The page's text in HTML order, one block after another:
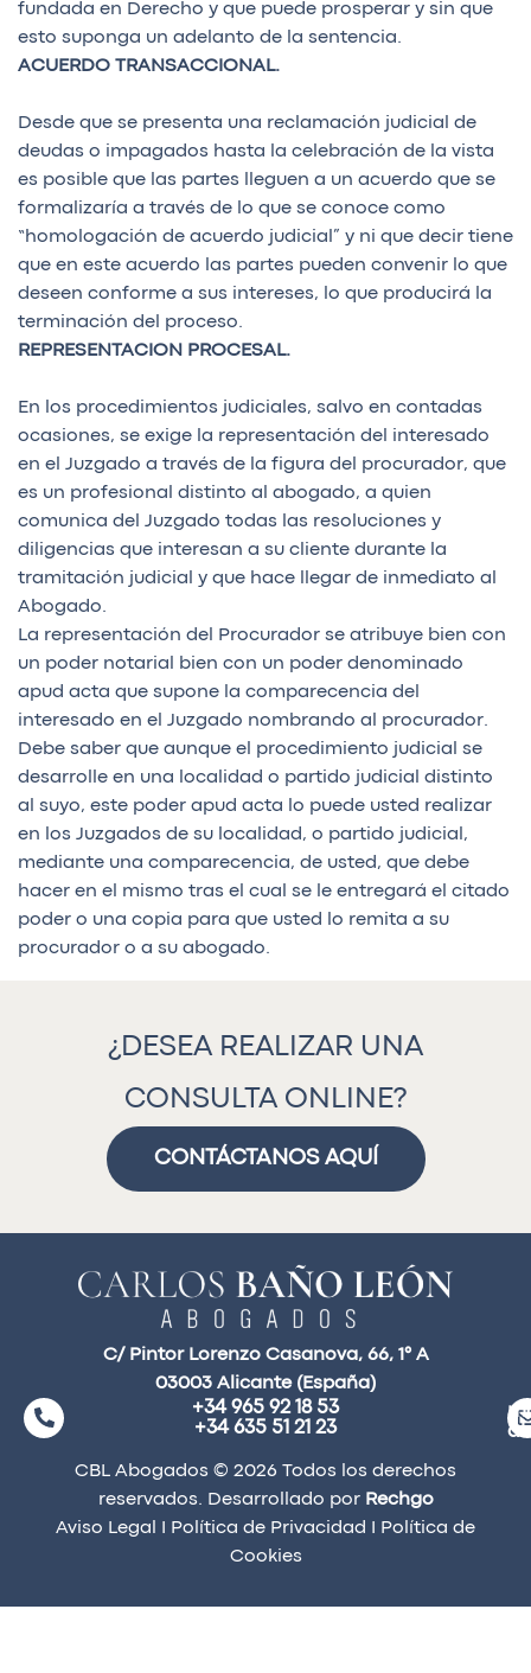
fundada en Derecho y que puede prosperar y sin que
esto suponga un adelanto de la sentencia.
ACUERDO TRANSACCIONAL.
Desde que se presenta una reclamación judicial de
deudas o impagados hasta la celebración de la vista
es posible que las partes lleguen a un acuerdo que se
formalizaría a través de lo que se conoce como
“homologación de acuerdo judicial” y ni que decir tiene
que en este acuerdo las partes pueden convenir lo que
deseen conforme a sus intereses, lo que producirá la
terminación del proceso.
REPRESENTACION PROCESAL.
En los procedimientos judiciales, salvo en contadas
ocasiones, se exige la representación del interesado
en el Juzgado a través de la figura del procurador, que
es un profesional distinto al abogado, a quien
comunica del Juzgado todas las resoluciones y
diligencias que interesan a su cliente durante la
tramitación judicial y que hace llegar de inmediato al
Abogado.
La representación del Procurador se atribuye bien con
un poder notarial bien con un poder denominado
apud acta que supone la comparecencia del
interesado en el Juzgado nombrando al procurador.
Debe saber que aunque el procedimiento judicial se
desarrolle en una localidad o partido judicial distinto
al suyo, este poder apud acta lo puede usted realizar
en los Juzgados de su localidad, o partido judicial,
mediante una comparecencia, de usted, que debe
hacer en el mismo tras el cual se le entregará el citado
poder o una copia para que usted lo remita a su
procurador o a su abogado.
¿DESEA REALIZAR UNA
CONSULTA ONLINE?
CONTÁCTANOS AQUÍ
C/ Pintor Lorenzo Casanova, 66, 1° A
03003 Alicante (España)
+34 965 92 18 53
+34 635 51 21 23
CBL Abogados © 2026 Todos los derechos
reservados. Desarrollado por Rechgo
Aviso Legal
Política de Privacidad
Política de
Cookies